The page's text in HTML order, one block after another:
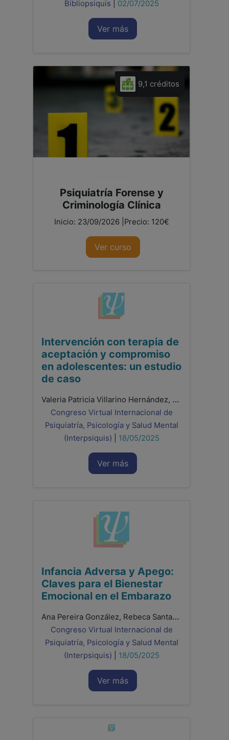
Bibliopsiquis
02/07/2025
Ver más
9,1 créditos
Psiquiatría Forense y
Criminología Clínica
Inicio: 23/09/2026 |Precio: 120€
Ver curso
Intervención con terapia de
aceptación y compromiso
en adolescentes: un estudio
de caso
Valeria Patricia Villarino Hernández, Romina Peraza Perera, Ivan Zebenzui Moreno González, Raquel De León Hernández, Beatriz Regina Prieto Gallo
Congreso Virtual Internacional de
Psiquiatría, Psicología y Salud Mental
(Interpsiquis)
18/05/2025
Ver más
Infancia Adversa y Apego:
Claves para el Bienestar
Emocional en el Embarazo
Ana Pereira González, Rebeca Santamaría Gutiez, Francisco González Sala, Laura Lacomba Trejo
Congreso Virtual Internacional de
Psiquiatría, Psicología y Salud Mental
(Interpsiquis)
18/05/2025
Ver más